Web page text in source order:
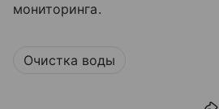
мониторинга.
Очистка воды